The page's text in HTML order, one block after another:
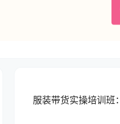
服装带货实操培训